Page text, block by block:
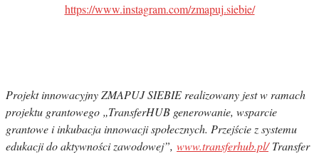
https://www.instagram.com/zmapuj.siebie/
Projekt innowacyjny ZMAPUJ SIEBIE realizowany jest w ramach
projektu grantowego „TransferHUB generowanie, wsparcie
grantowe i inkubacja innowacji społecznych. Przejście z systemu
edukacji do aktywności zawodowej”, www.transferhub.pl/Transfer